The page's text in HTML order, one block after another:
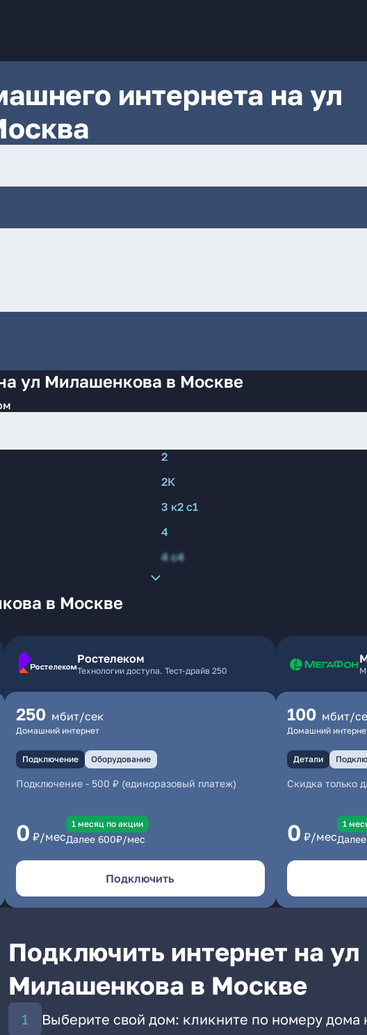
интернета на ул
ул Милашенкова в Москве
2
2К
3 к2 с1
4
4 с4
в Москве
Ростелеком
Технологии доступа. Тест-драйв 250
250 мбит/сек
Домашний интернет
Подключение Оборудование
Подключение- 500 ₽ (единоразовый платеж)
0 ₽/мес
1 месяц по акции
Далее 600₽/мес
Подключить
100 мбит/
Домашний
Детали
Скидка только
0 ₽/мес
1
Далее
Подключить интернет на ул
Милашенкова в Москве
Выберите свой дом: кликните по номеру